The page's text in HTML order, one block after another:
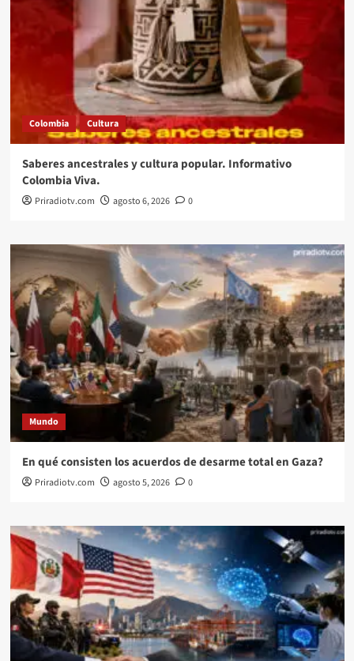
Colombia Cultura
Saberes ancestrales y cultura popular. Informativo
Colombia Viva.
Priradiotv.com agosto 6, 2026 0
Mundo
En qué consisten los acuerdos de desarme total en Gaza?
Priradiotv.com agosto 5, 2026 0